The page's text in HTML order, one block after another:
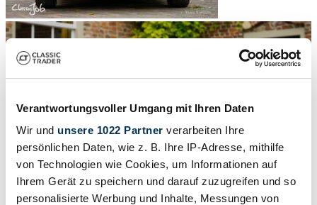
Verantwortungsvoller Umgang mit Ihren Daten
Wir und unsere 1022 Partner verarbeiten Ihre
persönlichen Daten, wie z. B. Ihre IP-Adresse, mithilfe
von Technologien wie Cookies, um Informationen auf
Ihrem Gerät zu speichern und darauf zuzugreifen und so
personalisierte Werbung und Inhalte, Messungen von